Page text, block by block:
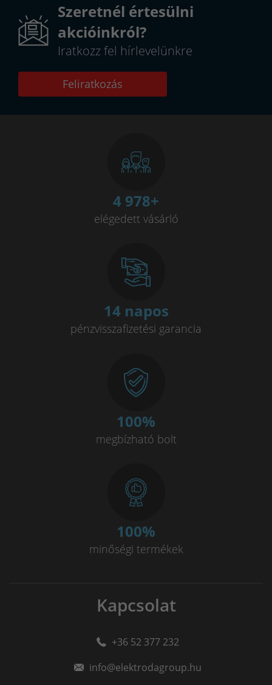
Szeretnél értesülni
akcióinkról?
Iratkozz fel hírlevelünkre
Feliratkozás
5 000+
elégedett vásárló
14 napos
pénzvisszafizetési garancia
100%
megbízható bolt
100%
minőségi termékek
Kapcsolat
+36 52 377 232
info@elektrodagroup.hu